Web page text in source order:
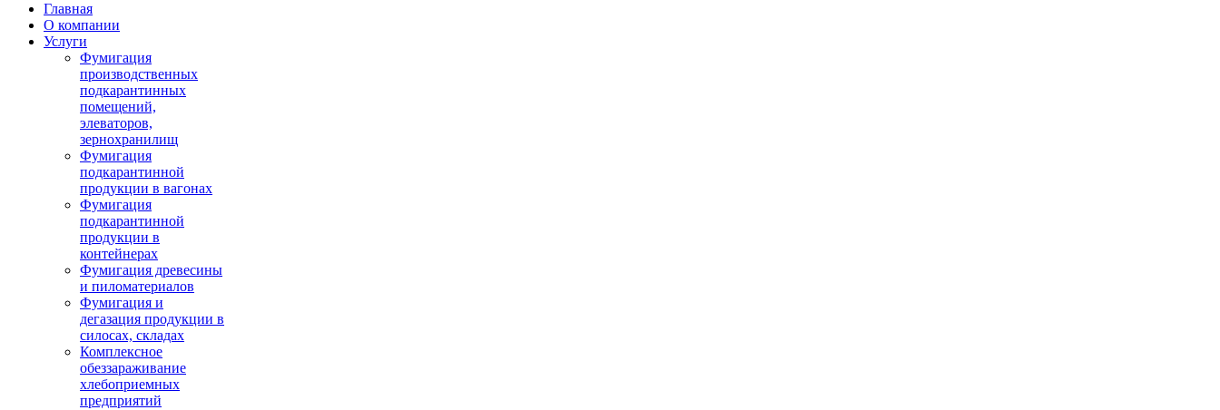
Главная
О компании
Услуги
Фумигация
производственных
подкарантинных
помещений,
элеваторов,
зернохранилищ
Фумигация
подкарантинной
продукции в вагонах
Фумигация
подкарантинной
продукции в
контейнерах
Фумигация древесины
и пиломатериалов
Фумигация и
дегазация продукции в
силосах, складах
Комплексное
обеззараживание
хлебоприемных
предприятий